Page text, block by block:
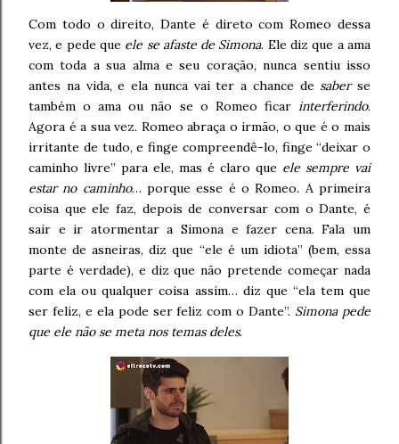
Com todo o direito, Dante é direto com Romeo dessa
vez, e pede que ele se afaste de Simona. Ele diz que a ama
com toda a sua alma e seu coração, nunca sentiu isso
antes na vida, e ela nunca vai ter a chance de saberse
também o ama ou não se o Romeo ficar interferindo.
Agora é a sua vez. Romeo abraça o irmão, o que é o mais
irritante de tudo, e finge compreendê-lo, finge “deixar o
caminho livre” para ele, mas é claro que ele sempre vai
estar no caminho… porque esse é o Romeo. A primeira
coisa que ele faz, depois de conversar com o Dante, é
sair e ir atormentar a Simona e fazer cena. Fala um
monte de asneiras, diz que “ele é um idiota” (bem, essa
parte é verdade), e diz que não pretende começar nada
com ela ou qualquer coisa assim… diz que “ela tem que
ser feliz, e ela pode ser feliz com o Dante”. Simona pede
que ele não se meta nos temas deles.